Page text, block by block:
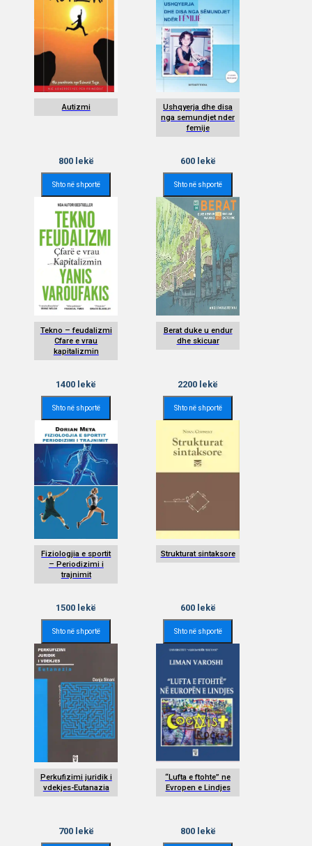
Autizmi
800lekë
Shto në shportë
Ushqyerja dhe disa
nga semundjet nder
femije
600lekë
Shto në shportë
Tekno – feudalizmi
Cfare e vrau
kapitalizmin
1400 lekë
Shto në shportë
Berat duke u endur
dhe skicuar
2200 lekë
Shto në shportë
Fiziologjia e sportit
– Periodizimi i
trajnimit
1500 lekë
Shto në shportë
Strukturat sintaksore
600lekë
Shto në shportë
Perkufizimi juridik i
vdekjes-Eutanazia
700lekë
“Lufta e ftohte” ne
Evropen e Lindjes
800lekë